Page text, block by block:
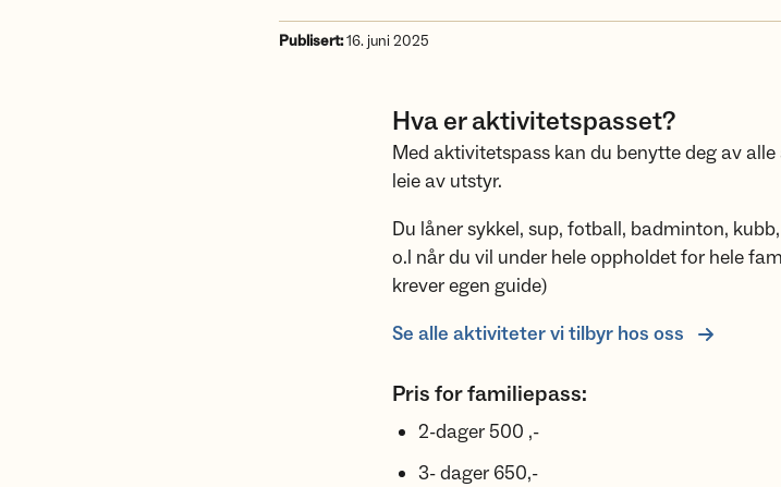
Publisert:16. juni 2025
Hva er aktivitetspasset?
Med aktivitetspass kan du benytte deg av
leie av utstyr.
Du låner sykkel, sup, fotball, badminton,
o.l når du vil under hele oppholdet for hele
krever egen guide)
Se alle aktiviteter vi tilbyr hos oss
Pris for familiepass:
2-dager 500 ,-
3- dager 650,-